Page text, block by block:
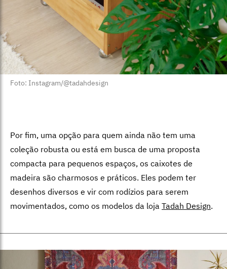
Foto: Instagram/@tadahdesign
Por fim, uma opção para quem ainda não tem uma
coleção robusta ou está em busca de uma proposta
compacta para pequenos espaços, os caixotes de
madeira são charmosos e práticos. Eles podem ter
desenhos diversos e vir com rodízios para serem
movimentados, como os modelos da loja Tadah Design.